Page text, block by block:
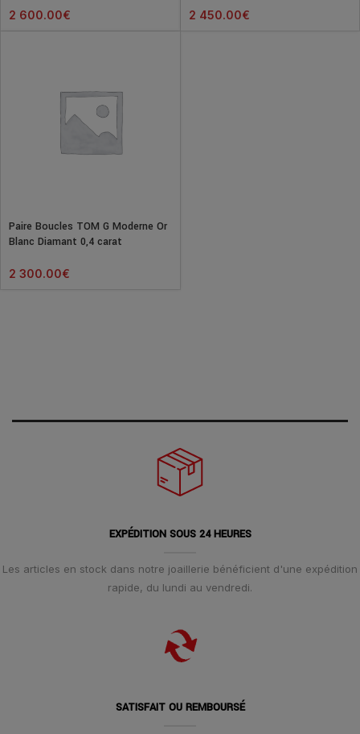
2 600.00€ 2 450.00€
Paire Boucles TOM G Moderne Or
Blanc Diamant 0,4 carat
2 300.00€
EXPÉDITION SOUS 24 HEURES
Les articles en stock dans notre joaillerie bénéficient d'une expédition
rapide, du lundi au vendredi.
SATISFAIT OU REMBOURSÉ